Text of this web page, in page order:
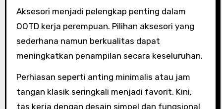
Aksesori menjadi pelengkap penting dalam
OOTD kerja perempuan. Pilihan aksesori yang
sederhana namun berkualitas dapat
meningkatkan penampilan secara keseluruhan.
Perhiasan seperti anting minimalis atau jam
tangan klasik seringkali menjadi favorit. Kini,
tas kerja dengan desain simpel dan fungsional